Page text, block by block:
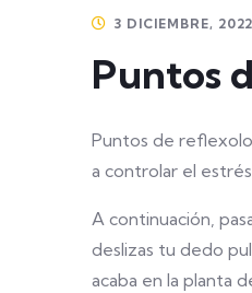
3 DICIEMBRE, 2022
Puntos
Puntos de
a controlar el
A continuación,
deslizas tu dedo
acaba en la planta